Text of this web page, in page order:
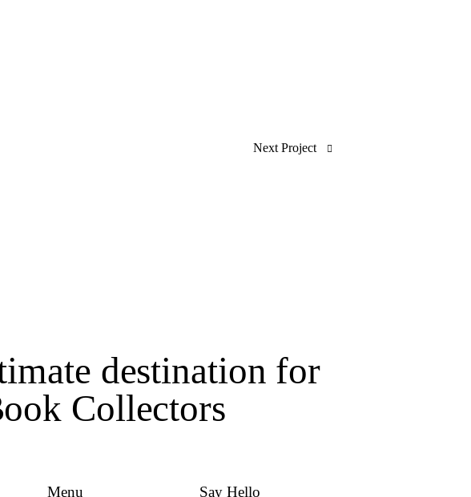
Next Project
destination for
Collectors
Menu Say Hello